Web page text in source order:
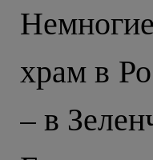
храм в
– в